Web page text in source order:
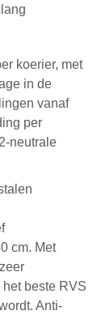
koerier, met
in de
vanaf
per
neutrale
cm. Met
beste RVS
Anti-